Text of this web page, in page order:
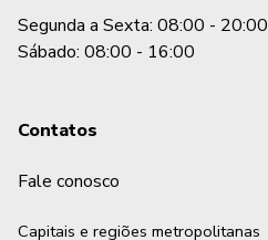
Segunda a Sexta: 08:00 - 20:00
Sábado: 08:00 - 16:00
Contatos
Fale conosco
Capitais e regiões metropolitanas